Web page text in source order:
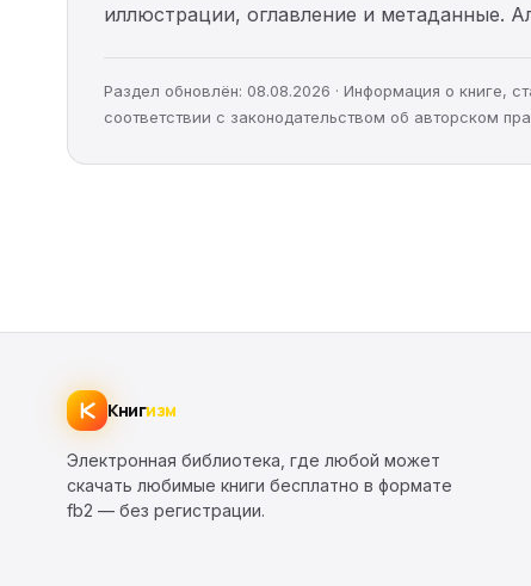
иллюстрации, оглавление и метаданные.
Раздел обновлён: 08.08.2026 · Информация о книге,
соответствии с законодательством об авторском
Книгизм
Электронная библиотека, где любой может
скачать любимые книги бесплатно в формате
fb2 — без регистрации.